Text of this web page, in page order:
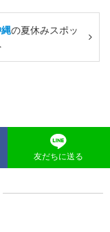
の夏休みスポッ
友だちに送る